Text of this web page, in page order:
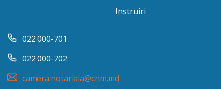
Instruiri
022 000-701
022 000-702
camera.notariala@cnm.md